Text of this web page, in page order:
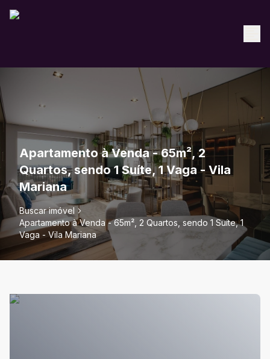
Apartamento à Venda - 65m², 2
Quartos, sendo 1 Suíte, 1 Vaga - Vila
Mariana
Buscar imóvel
Apartamento à Venda - 65m², 2 Quartos, sendo 1 Suíte, 1
Vaga - Vila Mariana